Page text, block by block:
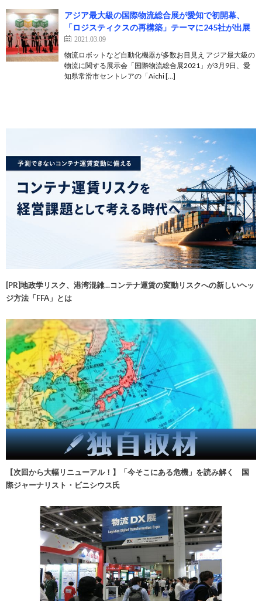
アジア最大級の国際物流総合展が愛知で初開幕、
「ロジスティクスの再構築」テーマに245社が出展
2021.03.09
物流ロボットなど自動化機器が多数お目見え アジア最大級の
物流に関する展示会「国際物流総合展2021」が3月9日、愛
知県常滑市セントレアの「Aichi […]
[PR]地政学リスク、港湾混雑…コンテナ運賃の変動リスクへの新しいヘッ
ジ方法「FFA」とは
【次回から大幅リニューアル！】「今そこにある危機」を読み解く 国
際ジャーナリスト・ビニシウス氏